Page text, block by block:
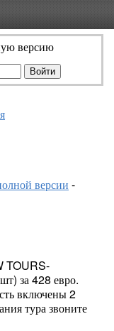
версию
версии -
TOURS-
за 428 евро.
включены 2
тура звоните